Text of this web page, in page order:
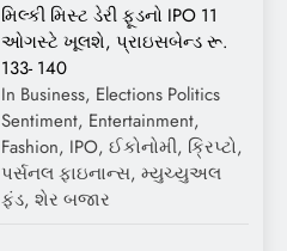
મિલ્કી મિસ્ટ ડેરી ફૂડનો IPO 11
ઓગસ્ટે ખૂલશે, પ્રાઇસબેન્ડ રૂ.
133- 140
In Business, Elections Politics
Sentiment, Entertainment,
Fashion, IPO, ઈકોનોમી, ક્રિપ્ટો,
પર્સનલ ફાઇનાન્સ, મ્યુચ્યુઅલ
ફંડ, શેર બજાર